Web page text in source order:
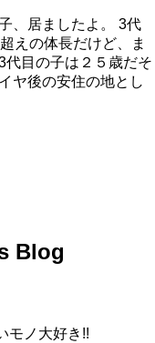
、居ましたよ。 3代
えの体長だけど、ま
代目の子は２５歳だそ
ヤ後の安住の地とし
Blog
モノ大好き!!